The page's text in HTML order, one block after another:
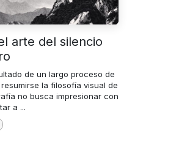
arte del silencio
de un largo proceso de
la filosofía visual de
no busca impresionar con
a ...